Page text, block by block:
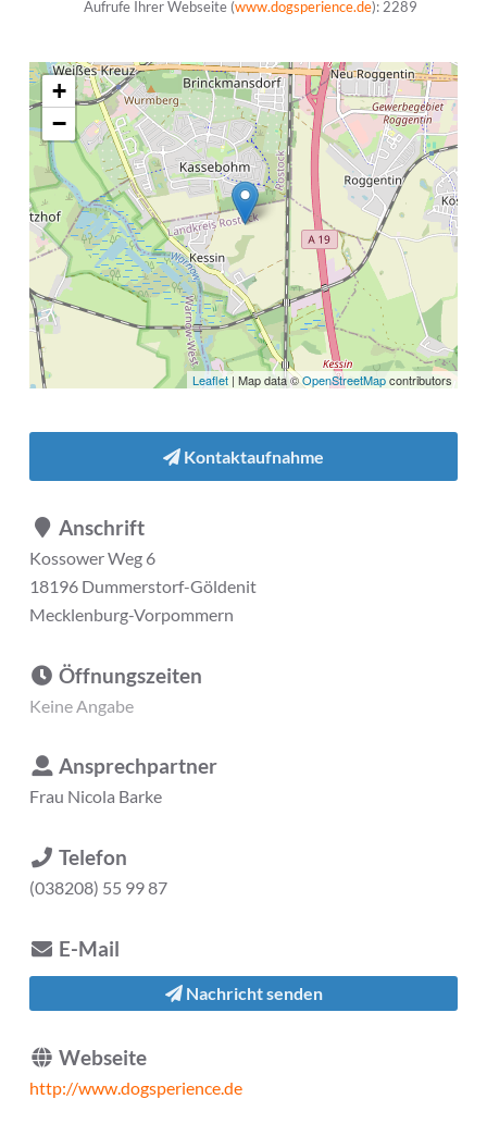
Aufrufe Ihrer Webseite (www.dogsperience.de): 2289
+
−
Leaflet | Map data ©OpenStreetMapcontributors
Kontaktaufnahme
Anschrift
Kossower Weg 6
18196 Dummerstorf-Göldenit
Mecklenburg-Vorpommern
Öffnungszeiten
Keine Angabe
Ansprechpartner
Frau Nicola Barke
Telefon
(038208) 55 99 87
E-Mail
Nachricht senden
Webseite
http://www.dogsperience.de